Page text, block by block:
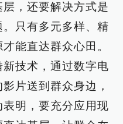
，还要解决方式是
只有多元多样、精
能直达群众心田。
技术，通过数字电
片送到群众身边，
明，要充分应用现